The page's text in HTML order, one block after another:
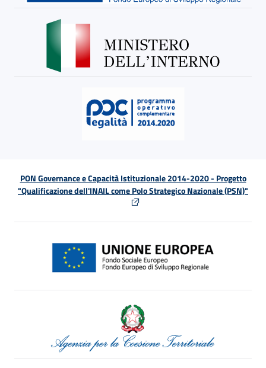
PON Governance e Capacità Istituzionale 2014-2020 - Progetto
"Qualificazione dell'INAIL come Polo Strategico Nazionale (PSN)"